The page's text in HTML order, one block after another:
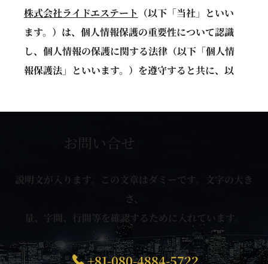
株式会社ライドエステート （以下「当社」といい
ます。）は、個人情報保護の重要性について認識
し、個人情報の保護に関する法律（以下「個人情
報保護法」といいます。）を遵守すると共に、以
ーポリシー」といいます。）に従い、適切な取扱
リシーにおいて別段の定めがない限り、本プライ
保護法の定めに従います。
本プライバシーポリシーにおいて、個人情報とは、
個人情報保護法第2条第1項により定義される個人情
お問い合せ
説明文が入ります。この文章はダミーです。文字の大き
さ、
量、字間、行間等を確認するために入れています。